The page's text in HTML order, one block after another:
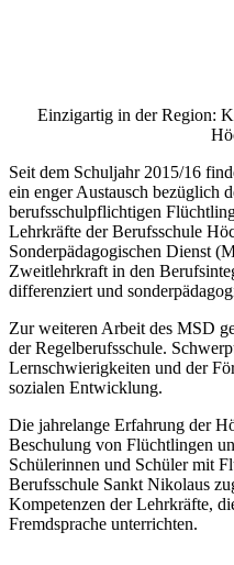
Einzigartig in der Region:
Seit dem Schuljahr 2015/16
ein enger Austausch bezüglich
berufsschulpflichtigen
Lehrkräfte der Berufsschule
Sonderpädagogischen Dienst
Zweitlehrkraft in den
differenziert und
Zur weiteren Arbeit des MSD
der Regelberufsschule.
Lernschwierigkeiten und der
sozialen Entwicklung.
Die jahrelange Erfahrung der
Beschulung von Flüchtlingen
Schülerinnen und Schüler mit
Berufsschule Sankt Nikolaus
Kompetenzen der Lehrkräfte,
Fremdsprache unterrichten.